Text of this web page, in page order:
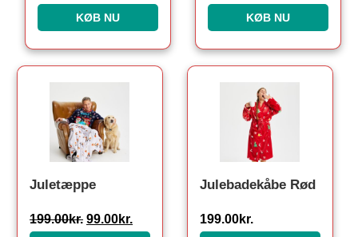
KØB NU KØB NU
Juletæppe
199.00kr.
Den oprindelige pris var: 199.00kr..
99.00kr.
Den aktuelle pris er: 99.00kr..
Julebadekåbe Rød
199.00kr.